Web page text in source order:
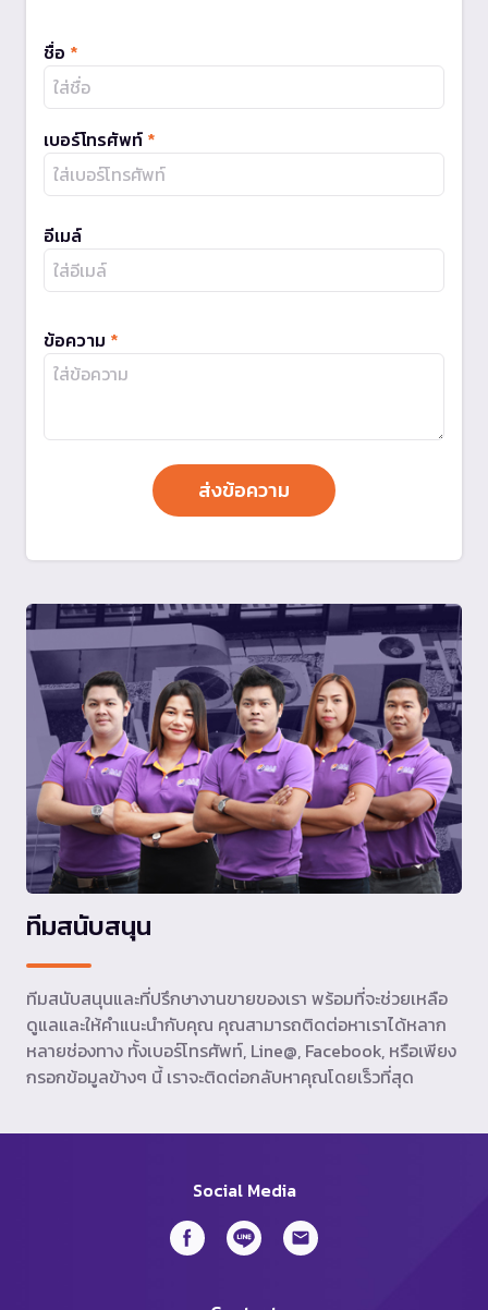
ชื่อ *
เบอร์โทรศัพท์ *
อีเมล์
ข้อความ *
ทีมสนับสนุน
ทีมสนับสนุนและที่ปรึกษางานขายของเรา พร้อมที่จะช่วยเหลือ
ดูแลและให้คำแนะนำกับคุณ คุณสามารถติดต่อหาเราได้หลาก
หลายช่องทาง ทั้งเบอร์โทรศัพท์, Line@, Facebook, หรือเพียง
กรอกข้อมูลข้างๆ นี้ เราจะติดต่อกลับหาคุณโดยเร็วที่สุด
Social Media